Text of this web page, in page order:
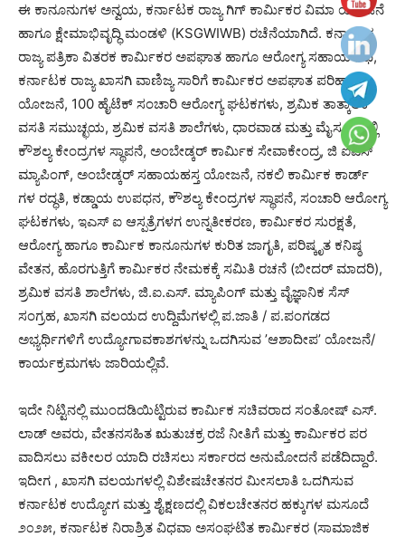
ಈ ಕಾನೂನುಗಳ ಅನ್ವಯ, ಕರ್ನಾಟಕ ರಾಜ್ಯ ಗಿಗ್ ಕಾರ್ಮಿಕರ ವಿಮಾ ಯೋಜನೆ
ಹಾಗೂ ಕ್ಷೇಮಾಭಿವೃದ್ಧಿ ಮಂಡಳಿ (KSGWIWB) ರಚೆನೆಯಾಗಿದೆ. ಕರ್ನಾಟಕ
ರಾಜ್ಯ ಪತ್ರಿಕಾ ವಿತರಕ ಕಾರ್ಮಿಕರ ಅಪಘಾತ ಹಾಗೂ ಆರೋಗ್ಯ ಸಹಾಯ ನಿಧಿ,
ಕರ್ನಾಟಕ ರಾಜ್ಯ ಖಾಸಗಿ ವಾಣಿಜ್ಯ ಸಾರಿಗೆ ಕಾರ್ಮಿಕರ ಅಪಘಾತ ಪರಿಹಾರ
ಯೋಜನೆ, 100 ಹೈಟೆಕ್ ಸಂಚಾರಿ ಆರೋಗ್ಯ ಘಟಕಗಳು, ಶ್ರಮಿಕ ತಾತ್ಕಾಲಿಕ
ವಸತಿ ಸಮುಚ್ಛಯ, ಶ್ರಮಿಕ ವಸತಿ ಶಾಲೆಗಳು, ಧಾರವಾಡ ಮತ್ತು ಮೈಸೂರಿನಲ್ಲಿ
ಕೌಶಲ್ಯ ಕೇಂದ್ರಗಳ ಸ್ಥಾಪನೆ, ಅಂಬೇಡ್ಕರ್ ಕಾರ್ಮಿಕ ಸೇವಾಕೇಂದ್ರ, ಜಿ ಐಎಸ್
ಮ್ಯಾಪಿಂಗ್, ಅಂಬೇಡ್ಕರ್ ಸಹಾಯಹಸ್ತ ಯೋಜನೆ, ನಕಲಿ ಕಾರ್ಮಿಕ ಕಾರ್ಡ್
ಗಳ ರದ್ಧತಿ, ಕಡ್ಡಾಯ ಉಪಧನ, ಕೌಶಲ್ಯ ಕೇಂದ್ರಗಳ ಸ್ಥಾಪನೆ, ಸಂಚಾರಿ ಆರೋಗ್ಯ
ಘಟಕಗಳು, ಇಎಸ್ ಐ ಆಸ್ಪತ್ರೆಗಳಗ ಉನ್ನತೀಕರಣ, ಕಾರ್ಮಿಕರ ಸುರಕ್ಷತೆ,
ಆರೋಗ್ಯ ಹಾಗೂ ಕಾರ್ಮಿಕ ಕಾನೂನುಗಳ ಕುರಿತ ಜಾಗೃತಿ, ಪರಿಷ್ಕೃತ ಕನಿಷ್ಠ
ವೇತನ, ಹೊರಗುತ್ತಿಗೆ ಕಾರ್ಮಿಕರ ನೇಮಕಕ್ಕೆ ಸಮಿತಿ ರಚನೆ (ಬೀದ‌ರ್ ಮಾದರಿ),
ಶ್ರಮಿಕ ವಸತಿ ಶಾಲೆಗಳು, ಜಿ.ಐ.ಎಸ್. ಮ್ಯಾಪಿಂಗ್ ಮತ್ತು ವೈಜ್ಞಾನಿಕ ಸೆಸ್
ಸಂಗ್ರಹ, ಖಾಸಗಿ ವಲಯದ ಉದ್ದಿಮೆಗಳಲ್ಲಿ ಪ.ಜಾತಿ / ಪ.ಪಂಗಡದ
ಅಭ್ಯರ್ಥಿಗಳಿಗೆ ಉದ್ಯೋಗಾವಕಾಶಗಳನ್ನು ಒದಗಿಸುವ ʼಆಶಾದೀಪʼ ಯೋಜನೆ/
ಕಾರ್ಯಕ್ರಮಗಳು ಜಾರಿಯಲ್ಲಿವೆ.
ಇದೇ ನಿಟ್ಟಿನಲ್ಲಿ ಮುಂದಡಿಯಿಟ್ಟಿರುವ ಕಾರ್ಮಿಕ ಸಚಿವರಾದ ಸಂತೋಷ್ ಎಸ್.
ಲಾಡ್ ಅವರು, ವೇತನಸಹಿತ ಋತುಚಕ್ರ ರಜೆ ನೀತಿಗೆ ಮತ್ತು ಕಾರ್ಮಿಕರ ಪರ
ವಾದಿಸಲು ವಕೀಲರ ಯಾದಿ ರಚಿಸಲು ಸರ್ಕಾರದ ಅನುಮೋದನೆ ಪಡೆದಿದ್ದಾರೆ.
ಇದೀಗ , ಖಾಸಗಿ ವಲಯಗಳಲ್ಲಿ ವಿಶೇಷಚೇತನರ ಮೀಸಲಾತಿ ಒದಗಿಸುವ
ಕರ್ನಾಟಕ ಉದ್ಯೋಗ ಮತ್ತು ಶೈಕ್ಷಣದಲ್ಲಿ ವಿಕಲಚೇತನರ ಹಕ್ಕುಗಳ ಮಸೂದೆ
೨೦೨೫, ಕರ್ನಾಟಕ ನಿರಾಶ್ರಿತ ವಿಧವಾ ಅಸಂಘಟಿತ ಕಾರ್ಮಿಕರ (ಸಾಮಾಜಿಕ